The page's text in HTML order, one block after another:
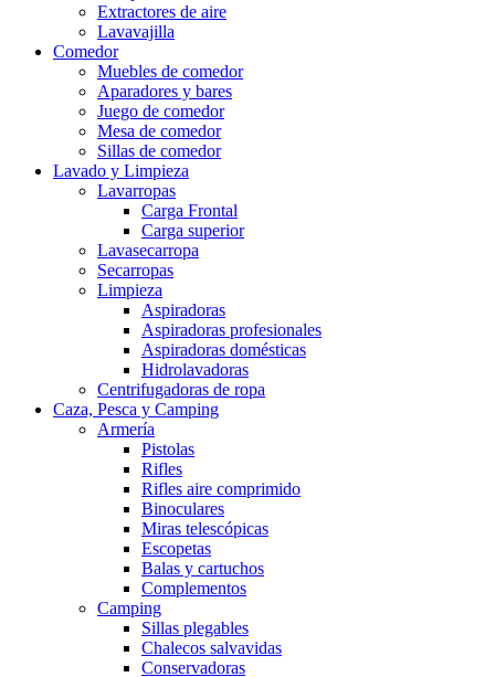
Extractores de aire
Lavavajilla
Comedor
Muebles de comedor
Aparadores y bares
Juego de comedor
Mesa de comedor
Sillas de comedor
Lavado y Limpieza
Lavarropas
Carga Frontal
Carga superior
Lavasecarropa
Secarropas
Limpieza
Aspiradoras
Aspiradoras profesionales
Aspiradoras domésticas
Hidrolavadoras
Centrifugadoras de ropa
Caza, Pesca y Camping
Armería
Pistolas
Rifles
Rifles aire comprimido
Binoculares
Miras telescópicas
Escopetas
Balas y cartuchos
Complementos
Camping
Sillas plegables
Chalecos salvavidas
Conservadoras